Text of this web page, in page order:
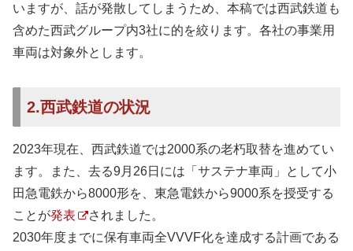
いますが、話が発散してしまうため、本稿では西武鉄道も
含めた西武グループ内3社に的を絞ります。各社の事業用
車両は対象外とします。
2.西武鉄道の状況
2023年現在、西武鉄道では2000系の老朽取替を進めてい
ます。また、去る9月26日には「サステナ車両」として小
田急電鉄から8000形を、東急電鉄から9000系を授受する
ことが発表
されました。
2030年度までに保有車両全VVVF化を達成する計画である